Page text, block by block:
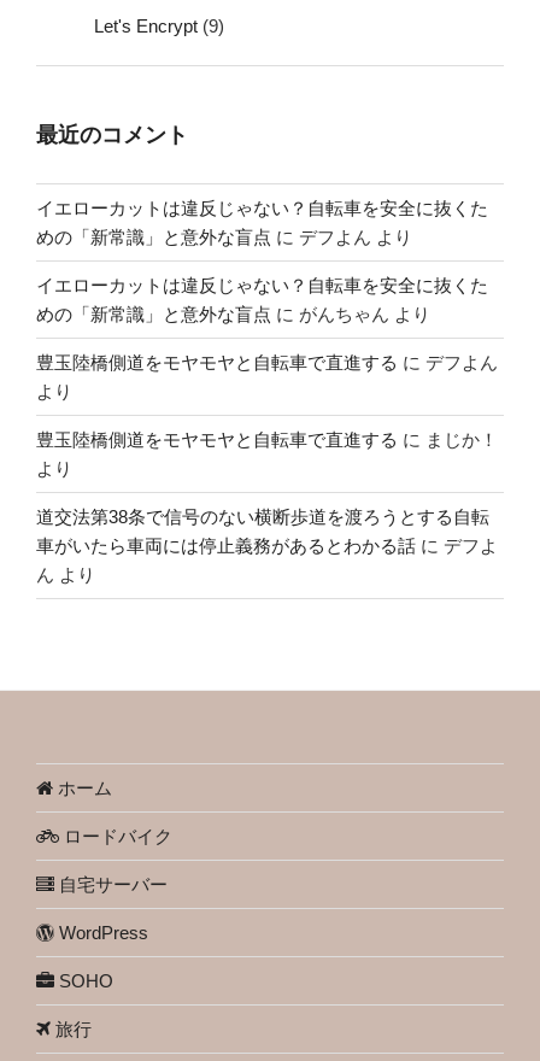
Let's Encrypt (9)
最近のコメント
イエローカットは違反じゃない？自転車を安全に抜くた
めの「新常識」と意外な盲点 に デフよん より
イエローカットは違反じゃない？自転車を安全に抜くた
めの「新常識」と意外な盲点 に がんちゃん より
豊玉陸橋側道をモヤモヤと自転車で直進する に デフよん
より
豊玉陸橋側道をモヤモヤと自転車で直進する に まじか！
より
道交法第38条で信号のない横断歩道を渡ろうとする自転
車がいたら車両には停止義務があるとわかる話 に デフよ
ん より
ホーム
ロードバイク
自宅サーバー
WordPress
SOHO
旅行